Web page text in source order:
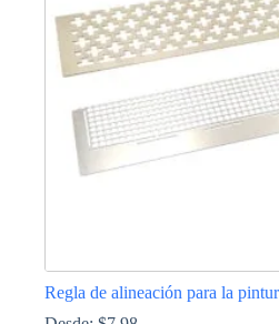
pueden
elegir
en
producto
Regla de alineación para la